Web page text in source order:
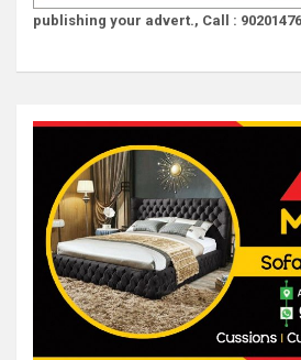
publishing your advert., Call :